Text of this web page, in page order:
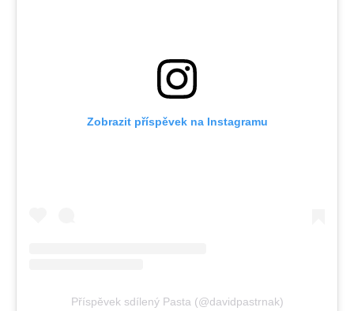
Zobrazit příspěvek na Instagramu
Příspěvek sdílený Pasta (@davidpastrnak)